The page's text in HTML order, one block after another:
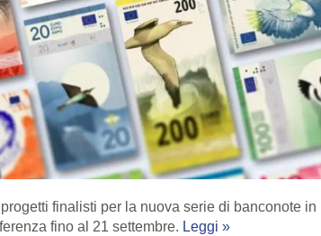
finalisti per la nuova serie di banconote in
fino al 21 settembre. Leggi »